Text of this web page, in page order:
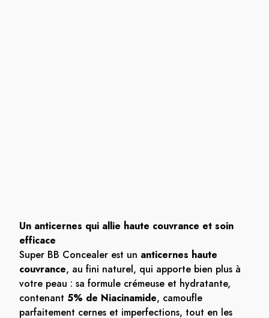
Un anticernes qui allie haute couvrance et soin
efficace
Super BB Concealer est un anticernes haute
couvrance, au fini naturel, qui apporte bien plus à
votre peau : sa formule crémeuse et hydratante,
contenant 5% de Niacinamide, camoufle
parfaitement cernes et imperfections, tout en les